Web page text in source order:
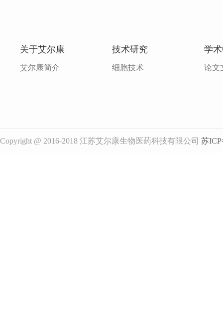
关于艾尔康
艾尔康简介
技术研究
细胞技术
学
论文
Copyright @ 2016-2018 江苏艾尔康生物医药科技有限公司 苏ICP